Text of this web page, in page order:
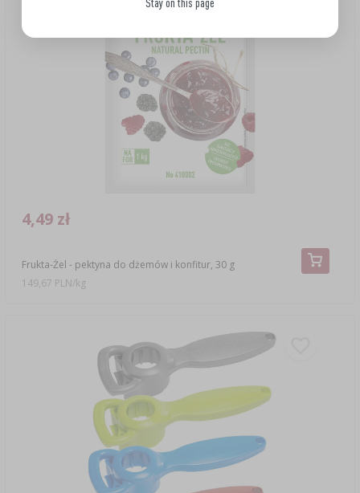
Frukta-Żel - pektyna do dżemów i konfitur, 30 g
4,49 zł
149,67 PLN/kg